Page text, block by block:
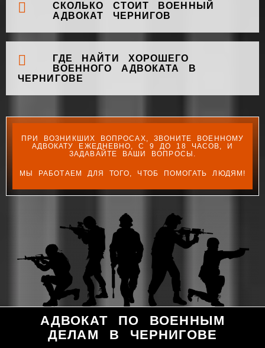
СКОЛЬКО СТОИТ ВОЕННЫЙ
АДВОКАТ ЧЕРНИГОВ
ГДЕ НАЙТИ ХОРОШЕГО
ВОЕННОГО АДВОКАТА В
ЧЕРНИГОВЕ
ПРИ ВОЗНИКШИХ ВОПРОСАХ, ЗВОНИТЕ ВОЕННОМУ
АДВОКАТУ ЕЖЕДНЕВНО, С 9 ДО 18 ЧАСОВ, И
ЗАДАВАЙТЕ ВАШИ ВОПРОСЫ.
МЫ РАБОТАЕМ ДЛЯ ТОГО, ЧТОБ ПОМОГАТЬ ЛЮДЯМ!
АДВОКАТ ПО ВОЕННЫМ
ДЕЛАМ В ЧЕРНИГОВЕ